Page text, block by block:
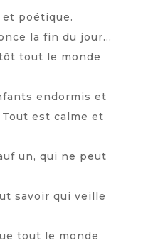
et poétique.
la fin du jour…
tout le monde
endormis et
est calme et
un, qui ne peut
savoir qui veille
tout le monde